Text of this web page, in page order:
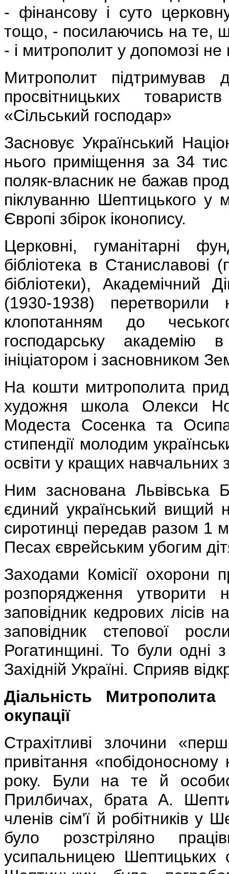
- фінансову і суто
тощо, - посилаючись на те,
- і митрополит у допомозі не
Митрополит підтримував
просвітницьких
«Сільський господар»
Засновує Український
нього приміщення за 34
поляк-власник не бажав
піклуванню Шептицького у
Європі збірок іконопису.
Церковні, гуманітарні
бібліотека в Станиславові
бібліотеки), Академічний
(1930-1938) перетворили
клопотанням до
господарську академію
ініціатором і засновником
На кошти митрополита
художня школа Олекси
Модеста Сосенка та
стипендії молодим
освіти у кращих навчальних
Ним заснована Львівська
єдиний український вищий
сиротинці передав разом 1
Песах єврейським убогим
Заходами Комісії
розпорядження утворити
заповідник кедрових лісів
заповідник степової
Рогатинщині. То були одні
Західній Україні. Сприяв
Діальність
окупації
Страхітливі злочини
привітання
року. Були на те й
Прилбичах, брата А.
членів сім'ї й робітників у
було розстріляно
усипальницею Шептицьких